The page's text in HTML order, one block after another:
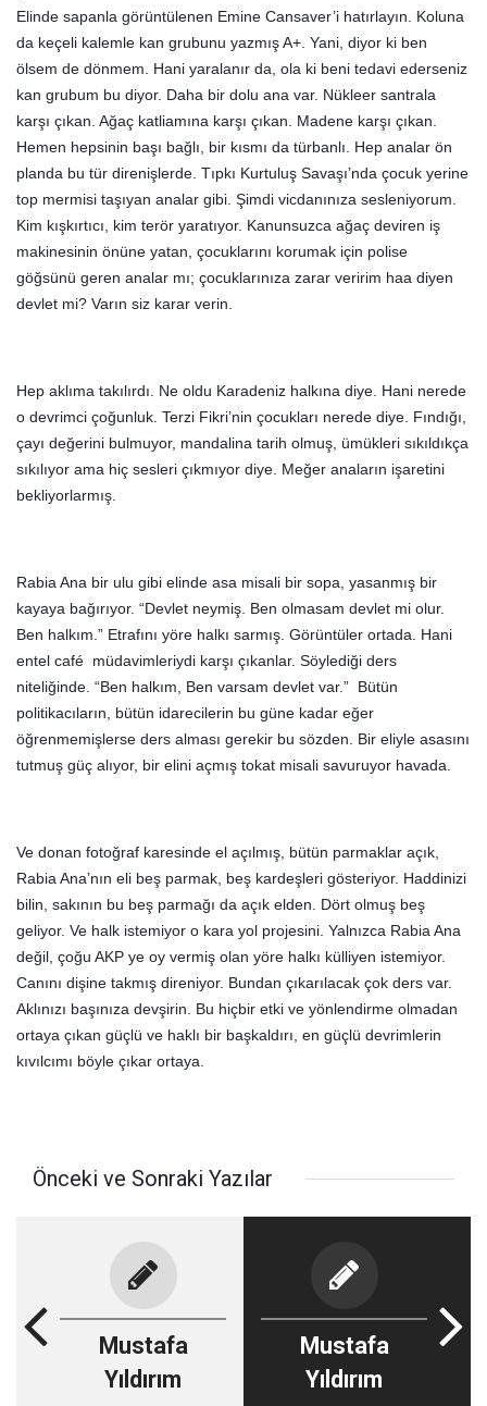
Elinde sapanla görüntülenen Emine Cansaver’i hatırlayın. Koluna
da keçeli kalemle kan grubunu yazmış A+. Yani, diyor ki ben
ölsem de dönmem. Hani yaralanır da, ola ki beni tedavi ederseniz
kan grubum bu diyor. Daha bir dolu ana var. Nükleer santrala
karşı çıkan. Ağaç katliamına karşı çıkan. Madene karşı çıkan.
Hemen hepsinin başı bağlı, bir kısmı da türbanlı. Hep analar ön
planda bu tür direnişlerde. Tıpkı Kurtuluş Savaşı’nda çocuk yerine
top mermisi taşıyan analar gibi. Şimdi vicdanınıza sesleniyorum.
Kim kışkırtıcı, kim terör yaratıyor. Kanunsuzca ağaç deviren iş
makinesinin önüne yatan, çocuklarını korumak için polise
göğsünü geren analar mı; çocuklarınıza zarar veririm haa diyen
devlet mi? Varın siz karar verin.
Hep aklıma takılırdı. Ne oldu Karadeniz halkına diye. Hani nerede
o devrimci çoğunluk. Terzi Fikri’nin çocukları nerede diye. Fındığı,
çayı değerini bulmuyor, mandalina tarih olmuş, ümükleri sıkıldıkça
sıkılıyor ama hiç sesleri çıkmıyor diye. Meğer anaların işaretini
bekliyorlarmış.
Rabia Ana bir ulu gibi elinde asa misali bir sopa, yasanmış bir
kayaya bağırıyor. “Devlet neymiş. Ben olmasam devlet mi olur.
Ben halkım.” Etrafını yöre halkı sarmış. Görüntüler ortada. Hani
entel café müdavimleriydi karşı çıkanlar. Söylediği ders
niteliğinde. “Ben halkım, Ben varsam devlet var.” Bütün
politikacıların, bütün idarecilerin bu güne kadar eğer
öğrenmemişlerse ders alması gerekir bu sözden. Bir eliyle asasını
tutmuş güç alıyor, bir elini açmış tokat misali savuruyor havada.
Ve donan fotoğraf karesinde el açılmış, bütün parmaklar açık,
Rabia Ana’nın eli beş parmak, beş kardeşleri gösteriyor. Haddinizi
bilin, sakının bu beş parmağı da açık elden. Dört olmuş beş
geliyor. Ve halk istemiyor o kara yol projesini. Yalnızca Rabia Ana
değil, çoğu AKP ye oy vermiş olan yöre halkı külliyen istemiyor.
Canını dişine takmış direniyor. Bundan çıkarılacak çok ders var.
Aklınızı başınıza devşirin. Bu hiçbir etki ve yönlendirme olmadan
ortaya çıkan güçlü ve haklı bir başkaldırı, en güçlü devrimlerin
kıvılcımı böyle çıkar ortaya.
Önceki ve Sonraki Yazılar
Mustafa
Yıldırım
Mustafa
Yıldırım